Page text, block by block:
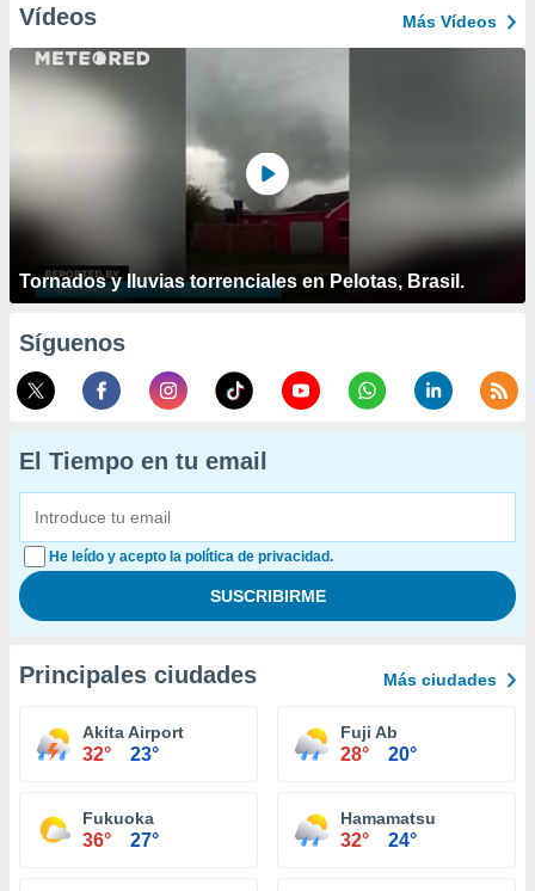
Vídeos Más Vídeos
Tornados y lluvias torrenciales en Pelotas, Brasil.
Síguenos
El Tiempo en tu email
He leído y acepto la política de privacidad.
Principales ciudades Más ciudades
Akita Airport
32° 23°
Fuji Ab
28° 20°
Fukuoka
36° 27°
Hamamatsu
32° 24°